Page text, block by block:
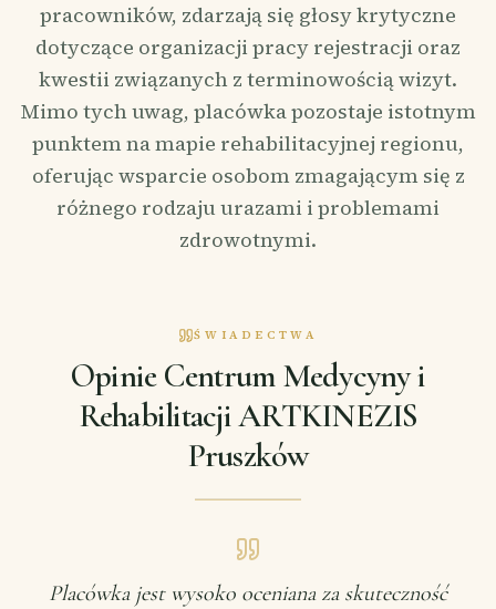
pracowników, zdarzają się głosy krytyczne
dotyczące organizacji pracy rejestracji oraz
kwestii związanych z terminowością wizyt.
Mimo tych uwag, placówka pozostaje istotnym
punktem na mapie rehabilitacyjnej regionu,
oferując wsparcie osobom zmagającym się z
różnego rodzaju urazami i problemami
zdrowotnymi.
ŚWIADECTWA
Opinie Centrum Medycyny i
Rehabilitacji ARTKINEZIS
Pruszków
Placówka jest wysoko oceniana za skuteczność